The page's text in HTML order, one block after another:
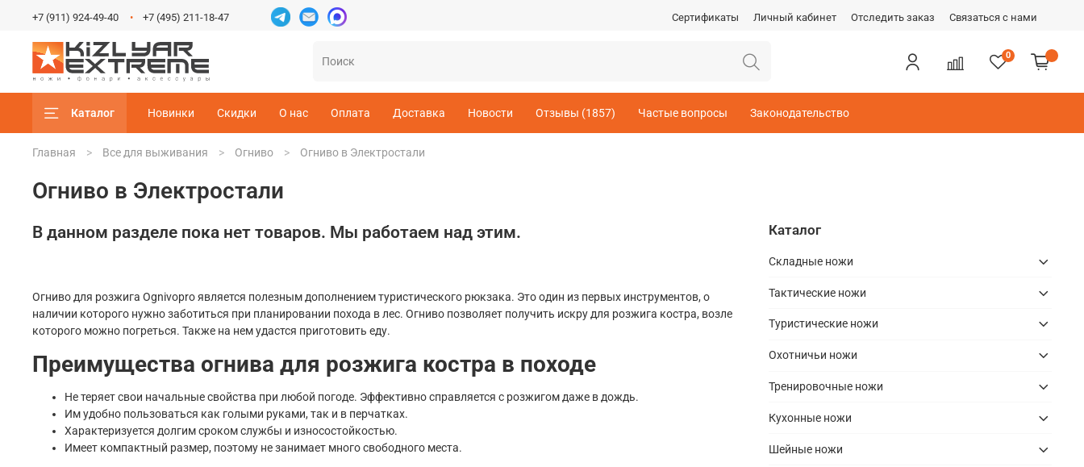
Сертификаты Личный кабинет Отследить заказ Связаться с нами
+7 (911) 924-49-40 +7 (495) 211-18-47
0
Каталог Новинки Скидки О нас Оплата Доставка Новости Отзывы (1857) Частые вопросы Законодательство
Главная Все для выживания Огниво Огниво в Электростали
Огниво в Электростали
В данном разделе пока нет товаров. Мы работаем над этим.
Огниво для розжига Ognivopro является полезным дополнением туристического рюкзака. Это один из первых инструментов, о
наличии которого нужно заботиться при планировании похода в лес. Огниво позволяет получить искру для розжига костра, возле
которого можно погреться. Также на нем удастся приготовить еду.
Преимущества огнива для розжига костра в походе
Не теряет свои начальные свойства при любой погоде. Эффективно справляется с розжигом даже в дождь.
Им удобно пользоваться как голыми руками, так и в перчатках.
Характеризуется долгим сроком службы и износостойкостью.
Имеет компактный размер, поэтому не занимает много свободного места.
Каталог
Складные ножи
Тактические ножи
Туристические ножи
Охотничьи ножи
Тренировочные ножи
Кухонные ножи
Шейные ножи